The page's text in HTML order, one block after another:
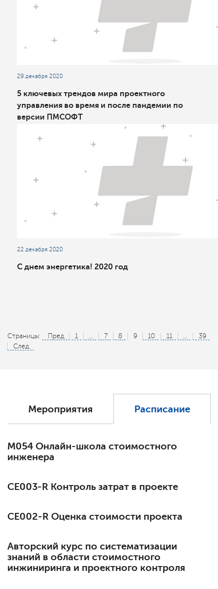
29 декабря 2020
5 ключевых трендов мира проектного
управления во время и после пандемии по
версии ПМСОФТ
22 декабря 2020
С днем энергетика! 2020 год
Страницы: Пред. 1 ... 7 8 9 10 11 ...
39
След.
Мероприятия Расписание
М054 Онлайн-школа стоимостного
инженера
СЕ003-R Контроль затрат в проекте
СЕ002-R Оценка стоимости проекта
Авторский курс по систематизации
знаний в области стоимостного
инжиниринга и проектного контроля